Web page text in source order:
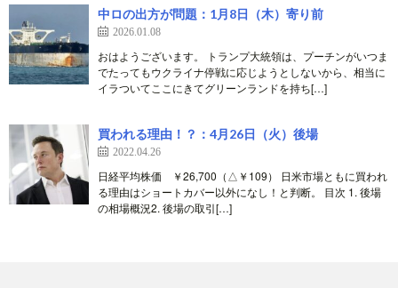
中ロの出方が問題：1月8日（木）寄り前
2026.01.08
おはようございます。 トランプ大統領は、プーチンがいつま
でたってもウクライナ停戦に応じようとしないから、相当に
イラついてここにきてグリーンランドを持ち[…]
買われる理由！？：4月26日（火）後場
2022.04.26
日経平均株価 ￥26,700（△￥109） 日米市場ともに買われ
る理由はショートカバー以外になし！と判断。 目次 1. 後場
の相場概況2. 後場の取引[…]